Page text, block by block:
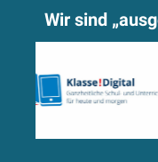
Wir sind